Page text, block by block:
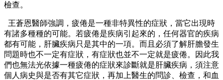
檢查。
王蒼恩醫師強調，疲倦是一種非特異性的症狀，當它出現時
有諸多種種的可能。若疲倦是疾病引起來的，任何器官的疾病
都有可能，肝臟疾病只是其中的一項。而且必須了解肝膽發生
問題時也不一定有症狀，有症狀也並不一定就是疲倦。因此我
們也無法光依據一種疲倦的症狀來診斷就是肝臟疾病，須注意
個人病史與是否有其它症狀，再加上醫生的問診、檢查，和血